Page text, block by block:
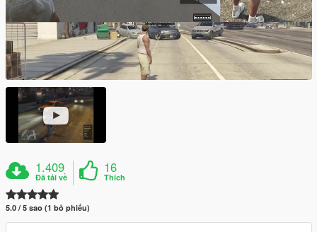
1.409
Đã tải về
16
Thích
5.0 / 5 sao (1 bỏ phiếu)